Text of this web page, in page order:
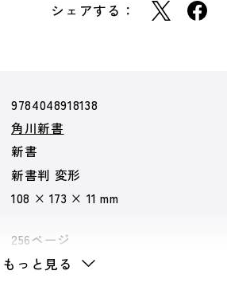
シェアする：
9784048918138
角川新書
新書
新書判 変形
108 × 173 × 11 mm
256ページ
もっと見る